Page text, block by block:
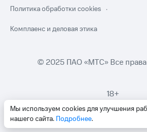
Мы используем cookies для улучшения
нашего сайта. Подробнее.
Политика обработки cookies
Комплаенс и деловая этика
© 2025 ПАО «МТС» Все
18+